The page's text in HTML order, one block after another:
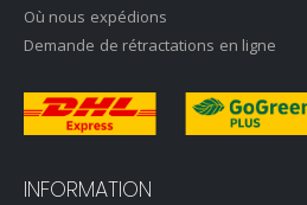
Où nous expédions
Demande de rétractations en ligne
INFORMATION